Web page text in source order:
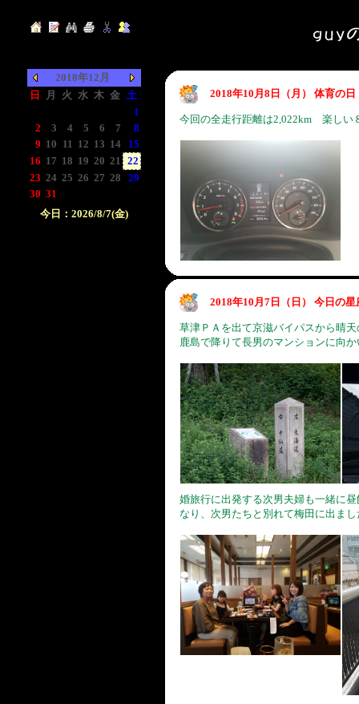
2018年12月
日
月 火 水 木 金 土
1
2
3 4 5 6 7
8
9 10 11 12 13 14
15
16 17 18 19 20 21 22
23 24 25 26 27 28
29
30 31
今日：2026/8/7(金)
2018年10月8日（月） 体育の
今回の全走行距離は2,022km 楽しい
2018年10月7日（日） 今日の
草津ＰＡを出て京滋バイパスから晴
鹿島で降りて長男のマンションに向
婚旅行に出発する次男夫婦も一緒に
なり、次男たちと別れて梅田に出まし